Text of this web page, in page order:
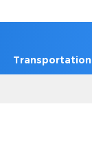
Transportation